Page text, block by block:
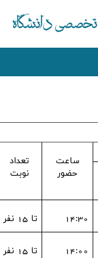
ساعت
حضور
تعداد
نوبت
14:30
تا 15 نفر
14:00
تا 15 نفر